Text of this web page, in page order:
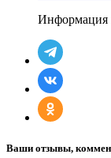
Информация
Ваши отзывы,